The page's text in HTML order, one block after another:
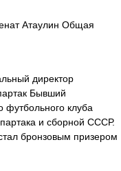
Атаулин Общая
директор
Бывший
футбольного клуба
и сборной СССР.
бронзовым призером